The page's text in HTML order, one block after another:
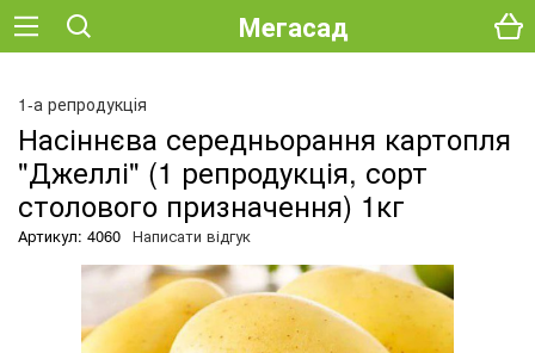
Мегасад
1-а репродукція
Насіннєва середньорання картопля
"Джеллі" (1 репродукція, сорт
столового призначення) 1кг
Артикул: 4060 Написати відгук